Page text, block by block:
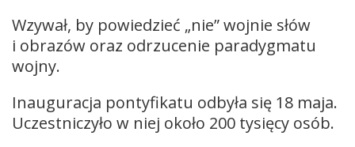
Wzywał, by powiedzieć „nie” wojnie słów
i obrazów oraz odrzucenie paradygmatu
wojny.
Inauguracja pontyfikatu odbyła się 18 maja.
Uczestniczyło w niej około 200 tysięcy osób.